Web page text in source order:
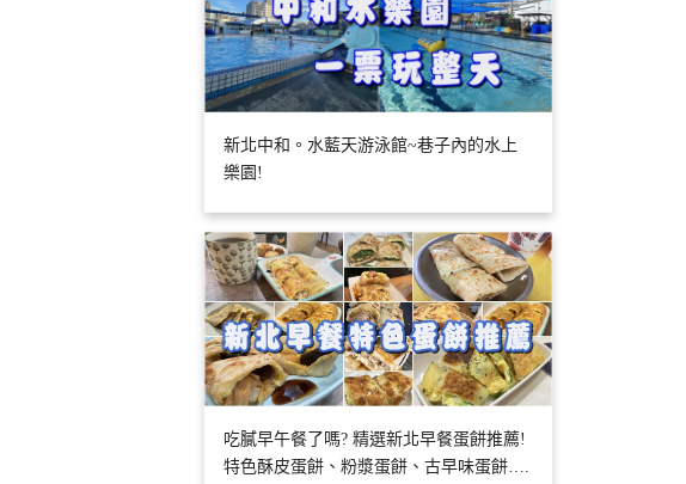
新北中和。水藍天游泳館~巷子內的水上
樂園!
吃膩早午餐了嗎? 精選新北早餐蛋餅推薦!
特色酥皮蛋餅、粉漿蛋餅、古早味蛋餅….